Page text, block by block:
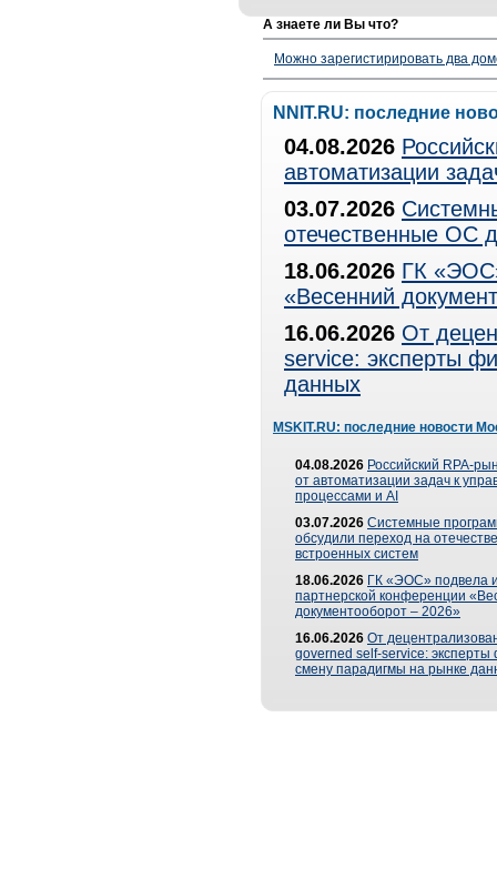
А знаете ли Вы что?
Можно зарегистирировать два
NNIT.RU: последние
04.08.2026
автоматизации
03.07.2026
отечественные ОС
18.06.2026 ГК
«Весенний
16.06.2026 От
service: эксперты
данных
MSKIT.RU: последние новости
04.08.2026 Российский RPA-
от автоматизации задач к
процессами и AI
03.07.2026 Системные
обсудили переход на
встроенных систем
18.06.2026 ГК «ЭОС» подвела
партнерской конференции
документооборот – 2026»
16.06.2026 От
governed self-service: эксперты
смену парадигмы на рынке